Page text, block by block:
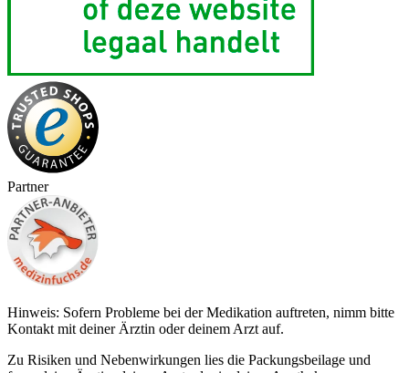
Partner
Hinweis: Sofern Probleme bei der Medikation auftreten, nimm bitte
Kontakt mit deiner Ärztin oder deinem Arzt auf.
Zu Risiken und Nebenwirkungen lies die Packungsbeilage und